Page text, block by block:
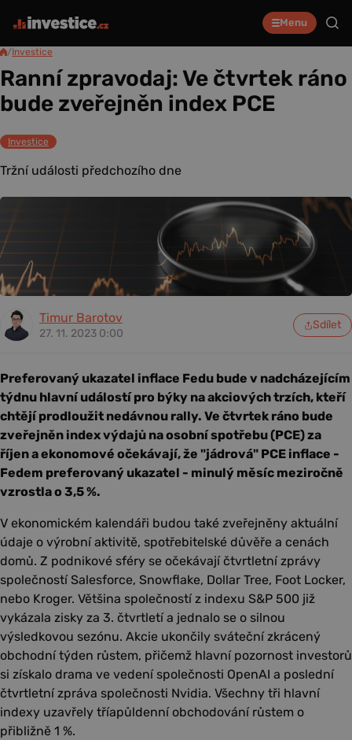
Menu
/Investice
Ranní zpravodaj: Ve čtvrtek ráno
bude zveřejněn index PCE
Investice
Tržní události předchozího dne
Timur Barotov
27. 11. 2023 0:00
Sdílet
Preferovaný ukazatel inflace Fedu bude v nadcházejícím
týdnu hlavní událostí pro býky na akciových trzích, kteří
chtějí prodloužit nedávnou rally. Ve čtvrtek ráno bude
zveřejněn index výdajů na osobní spotřebu (PCE) za
říjen a ekonomové očekávají, že "jádrová" PCE inflace -
Fedem preferovaný ukazatel - minulý měsíc meziročně
vzrostla o 3,5 %.
V ekonomickém kalendáři budou také zveřejněny aktuální
údaje o výrobní aktivitě, spotřebitelské důvěře a cenách
domů. Z podnikové sféry se očekávají čtvrtletní zprávy
společností Salesforce, Snowflake, Dollar Tree, Foot Locker,
nebo Kroger. Většina společností z indexu S&P 500 již
vykázala zisky za 3. čtvrtletí a jednalo se o silnou
výsledkovou sezónu. Akcie ukončily sváteční zkrácený
obchodní týden růstem, přičemž hlavní pozornost investorů
si získalo drama ve vedení společnosti OpenAI a poslední
čtvrtletní zpráva společnosti Nvidia. Všechny tři hlavní
indexy uzavřely tříapůldenní obchodování růstem o
přibližně 1 %.